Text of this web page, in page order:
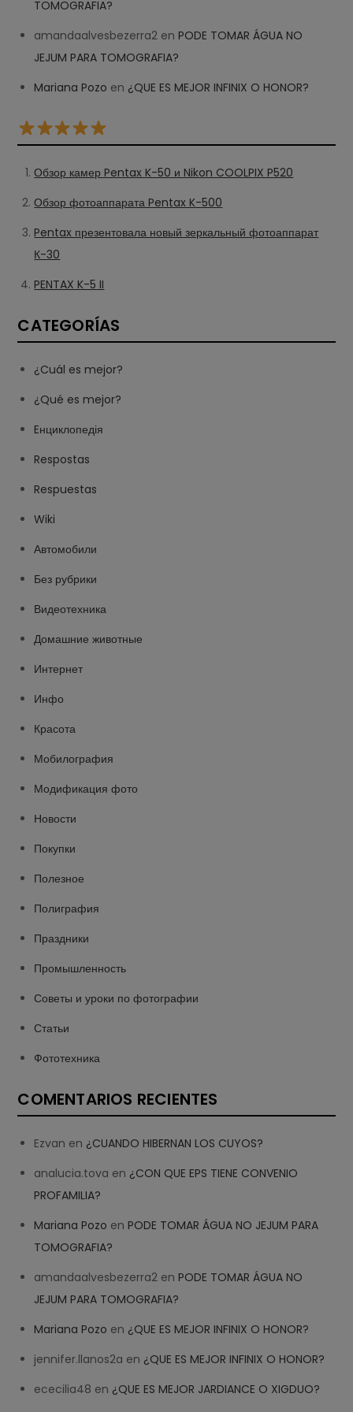
TOMOGRAFIA?
amandaalvesbezerra2 enPODE TOMAR ÁGUA NO
JEJUM PARA TOMOGRAFIA?
Mariana Pozo en ¿QUE ES MEJOR INFINIX O HONOR?
Обзор камер Pentax K-50 и Nikon COOLPIX P520
Обзор фотоаппарата Pentax K-500
Pentax презентовала новый зеркальный фотоаппарат
К-30
PENTAX K-5 II
CATEGORÍAS
¿Cuál es mejor?
¿Qué es mejor?
Eнциклопедія
Respostas
Respuestas
Wiki
Автомобили
Без рубрики
Видеотехника
Домашние животные
Интернет
Инфо
Красота
Мобилография
Модификация фото
Новости
Покупки
Полезное
Полиграфия
Праздники
Промышленность
Советы и уроки по фотографии
Статьи
Фототехника
COMENTARIOS RECIENTES
Ezvan en ¿CUANDO HIBERNAN LOS CUYOS?
analucia.tova en ¿CON QUE EPS TIENE CONVENIO
PROFAMILIA?
Mariana Pozo enPODE TOMAR ÁGUA NO JEJUM PARA
TOMOGRAFIA?
amandaalvesbezerra2 enPODE TOMAR ÁGUA NO
JEJUM PARA TOMOGRAFIA?
Mariana Pozo en ¿QUE ES MEJOR INFINIX O HONOR?
jennifer.llanos2a en ¿QUE ES MEJOR INFINIX O HONOR?
ececilia48 en ¿QUE ES MEJOR JARDIANCE O XIGDUO?